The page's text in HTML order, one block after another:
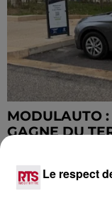
MODULAUTO :
GAGNE DU
Le respect